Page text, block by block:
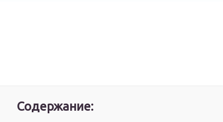
Содержание: